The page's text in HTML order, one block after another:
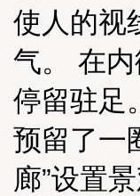
使人的视
气。 在
停留驻足
预留了一
廊”设置